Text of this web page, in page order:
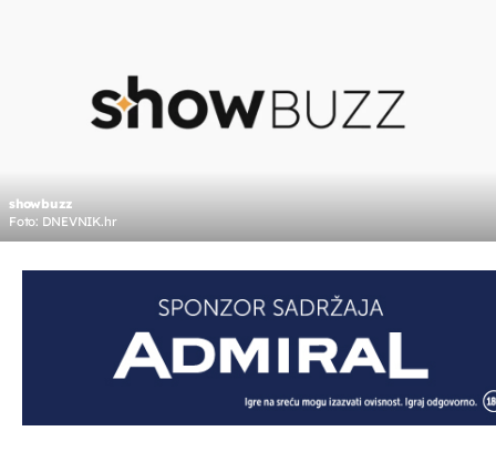
showbuzz
Foto: DNEVNIK.hr
OMOGUĆI OBAVIJESTI